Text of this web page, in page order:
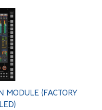
MODULE (FACTORY